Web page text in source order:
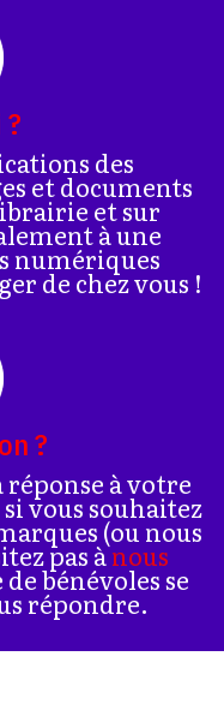
des
et documents
et sur
à une
numériques
de chez vous !
?
réponse à votre
vous souhaitez
(ou nous
pas ànous
bénévoles se
répondre.